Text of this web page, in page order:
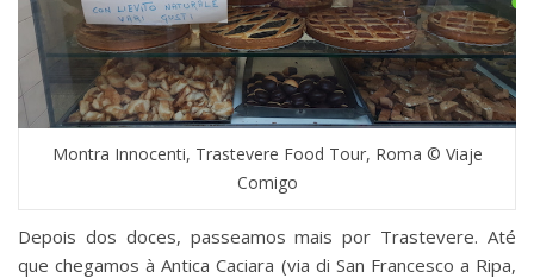
Montra Innocenti, Trastevere Food Tour, Roma © Viaje
Comigo
Depois dos doces, passeamos mais por Trastevere. Até
que chegamos à Antica Caciara (via di San Francesco a Ripa,